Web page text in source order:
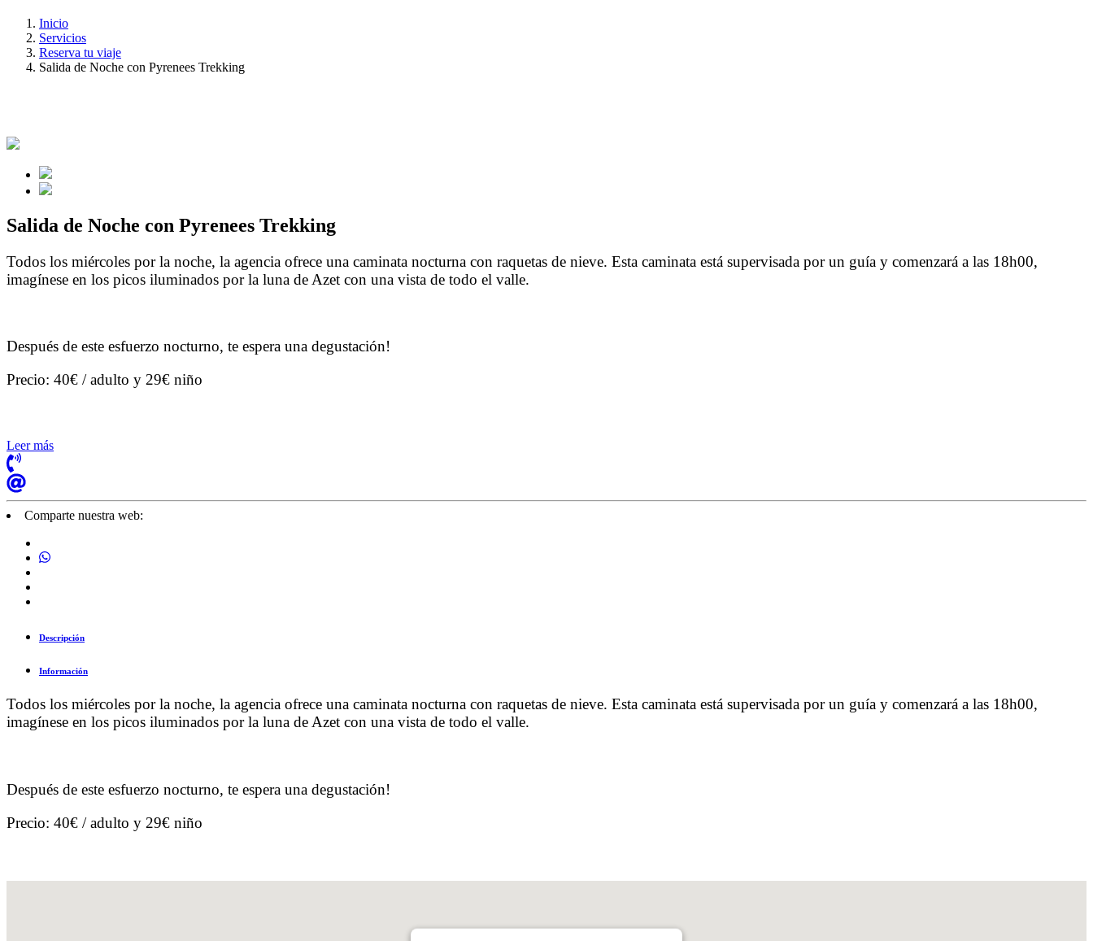
Inicio
Servicios
Reserva tu viaje
Salida de Noche con Pyrenees Trekking
Salida de Noche con Pyrenees Trekking
Todos los miércoles por la noche, la agencia ofrece una caminata nocturna con raquetas de nieve. Esta caminata está supervisada por un guía y comenzará a las 18h00,
imagínese en los picos iluminados por la luna de Azet con una vista de todo el valle.
Después de este esfuerzo nocturno, te espera una degustación!
Precio: 40€ / adulto y 29€ niño
Leer más
Comparte nuestra web:
Descripción
Información
Todos los miércoles por la noche, la agencia ofrece una caminata nocturna con raquetas de nieve. Esta caminata está supervisada por un guía y comenzará a las 18h00,
imagínese en los picos iluminados por la luna de Azet con una vista de todo el valle.
Después de este esfuerzo nocturno, te espera una degustación!
Precio: 40€ / adulto y 29€ niño